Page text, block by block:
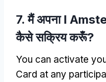
7. मैं अपना I
कैसे सक्रिय करूँ?
You can activate
Card at any